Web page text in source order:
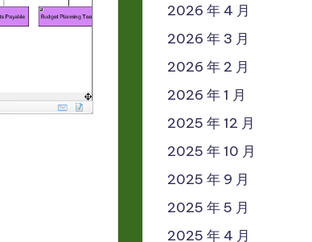
2026 年 4 月
2026 年 3 月
2026 年 2 月
2026 年 1 月
2025 年 12 月
2025 年 10 月
2025 年 9 月
2025 年 5 月
2025 年 4 月